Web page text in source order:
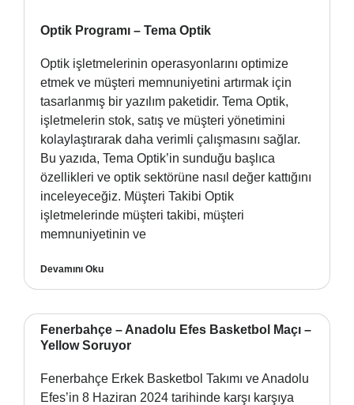
Optik Programı – Tema Optik
Optik işletmelerinin operasyonlarını optimize
etmek ve müşteri memnuniyetini artırmak için
tasarlanmış bir yazılım paketidir. Tema Optik,
işletmelerin stok, satış ve müşteri yönetimini
kolaylaştırarak daha verimli çalışmasını sağlar.
Bu yazıda, Tema Optik’in sunduğu başlıca
özellikleri ve optik sektörüne nasıl değer kattığını
inceleyeceğiz. Müşteri Takibi Optik
işletmelerinde müşteri takibi, müşteri
memnuniyetinin ve
Devamını Oku
Fenerbahçe – Anadolu Efes Basketbol Maçı –
Yellow Soruyor
Fenerbahçe Erkek Basketbol Takımı ve Anadolu
Efes’in 8 Haziran 2024 tarihinde karşı karşıya